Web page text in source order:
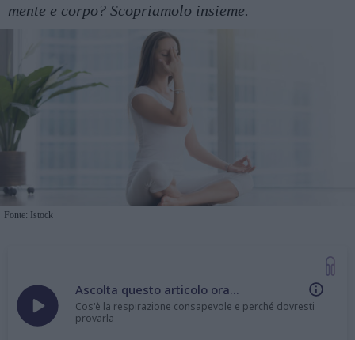
mente e corpo? Scopriamolo insieme.
Fonte: Istock
Ascolta questo articolo ora...
Cos'è la respirazione consapevole e perché dovresti
provarla